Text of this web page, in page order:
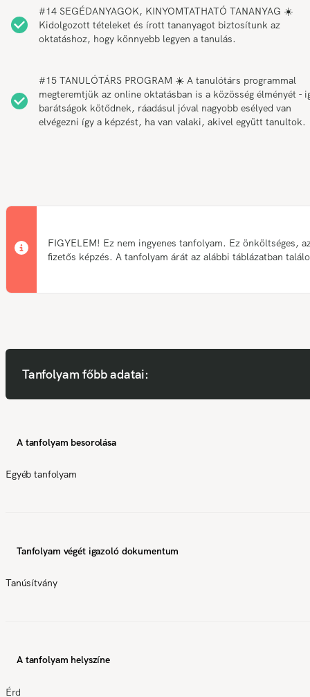
#14 SEGÉDANYAGOK, KINYOMTATHATÓ TANANYAG ☀️
Kidolgozott tételeket és írott tananyagot biztosítunk az
oktatáshoz, hogy könnyebb legyen a tanulás.
#15 TANULÓTÁRS PROGRAM ☀️ A tanulótárs programmal
megteremtjük az online oktatásban is a közösség élményét -
barátságok kötődnek, ráadásul jóval nagyobb esélyed van
elvégezni így a képzést, ha van valaki, akivel együtt tanultok.
FIGYELEM! Ez nem ingyenes tanfolyam. Ez önköltséges,
fizetős képzés. A tanfolyam árát az alábbi táblázatban
Tanfolyam főbb adatai:
A tanfolyam besorolása
Egyéb tanfolyam
Tanfolyam végét igazoló dokumentum
Tanúsítvány
A tanfolyam helyszíne
Érd